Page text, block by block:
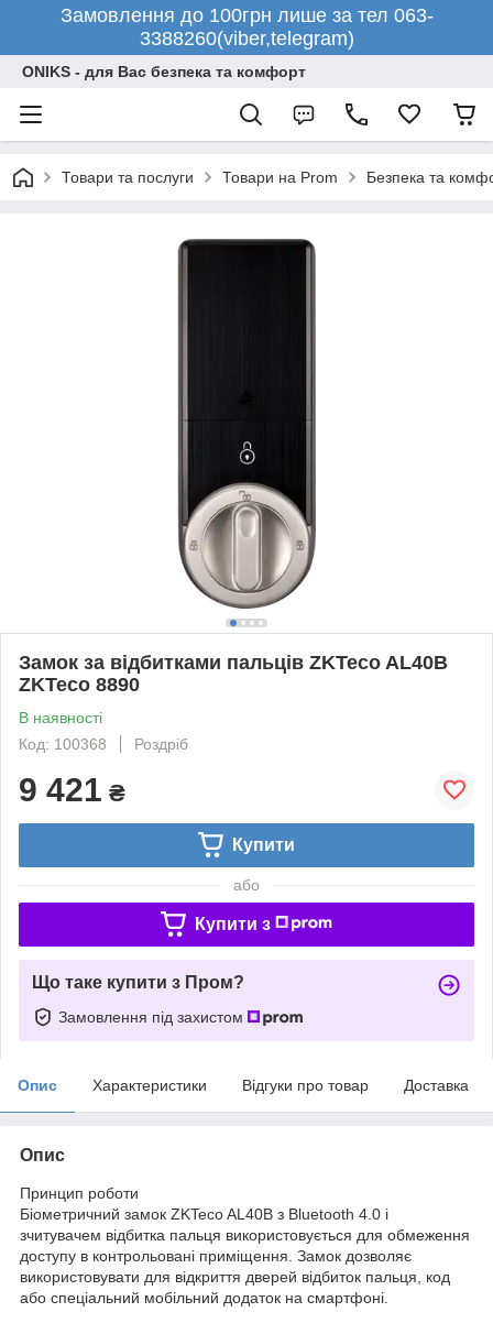
Замовлення до 100грн лише за тел 063-
3388260(viber,telegram)
ONIKS - для Вас безпека та комфорт
Товари та послуги Товари на Prom Безпека та
Замок за відбитками пальців ZKTeco AL40B
ZKTeco 8890
В наявності
Код: 100368
Роздріб
9 421 ₴
Купити
або
Купити з
Що таке купити з Пром?
Замовлення під захистом
Опис Характеристики Відгуки про товар Доставка
Опис
Принцип роботи
Біометричний замок ZKTeco AL40B з Bluetooth 4.0 і
зчитувачем відбитка пальця використовується для обмеження
доступу в контрольовані приміщення. Замок дозволяє
використовувати для відкриття дверей відбиток пальця, код
або спеціальний мобільний додаток на смартфоні.